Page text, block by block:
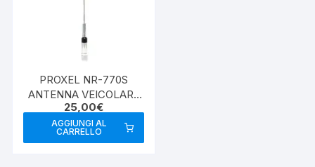
PROXEL NR-770S
ANTENNA VEICOLARE
VHF/UHF
25,00€
AGGIUNGI AL
CARRELLO